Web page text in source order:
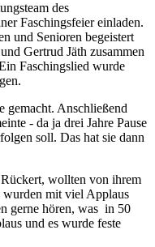
des
Faschingsfeier einladen.
und Senioren begeistert
Gertrud Jäth zusammen
Faschingslied wurde
gemacht. Anschließend
- da ja drei Jahre Pause
soll. Das hat sie dann
wollten von ihrem
wurden mit viel Applaus
gerne hören, was in 50
und es wurde feste